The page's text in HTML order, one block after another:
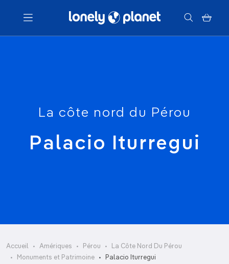
Menu
La côte nord du Pérou
Palacio Iturregui
Accueil Amériques Pérou
La Côte Nord Du Pérou
Monuments et Patrimoine
Palacio Iturregui